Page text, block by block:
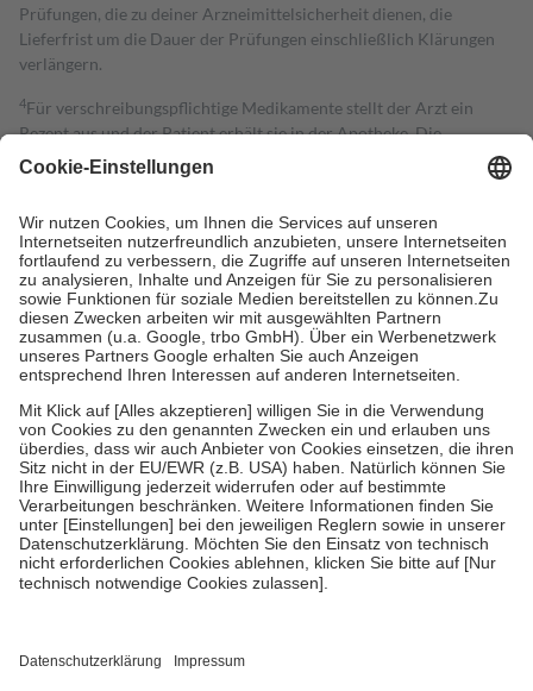
Prüfungen, die zu deiner Arzneimittelsicherheit dienen, die
Lieferfrist um die Dauer der Prüfungen einschließlich Klärungen
verlängern.
4Für verschreibungspflichtige Medikamente stellt der Arzt ein
Rezept aus und der Patient erhält sie in der Apotheke. Die
gesetzliche Krankenversicherung übernimmt in der Regel die
Kosten dafür, der Versicherte trägt einen Teil davon als Zuzahlung
Grundsätzlich leisten Mitglieder Zuzahlungen in Höhe von zehn
Prozent des Abgabepreises,mindestens jedochfünf Euround
höchstens zehn Euro.Es sind jedoch nie mehr als die tatsächlichen
Kosten der Leistung zu entrichten.
Diese Regeln gelten grundsätzlich auch für Online-Apotheken.
Bei Heilmitteln und häuslicher Krankenpflege beträgt die
Zuzahlung zehn Prozent der Kosten sowie zehn Euro je
Verordnung.
Um das Engagement der Versicherten für ihre eigene Gesundheit zu
stärken und die besondere Stellung der Familie zu unterstützen,
fallenkeine Zuzahlungenan bei:
• Kindern und Jugendlichen bis zum vollendeten 18. Lebensjahr
mit Ausnahme der Fahrkosten
• Untersuchungen zur Vorsorge und Früherkennung, die von der
GKV getragen werden